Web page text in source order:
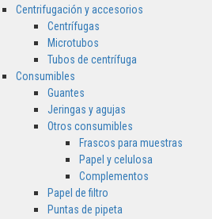
Centrifugación y accesorios
Centrífugas
Microtubos
Tubos de centrífuga
Consumibles
Guantes
Jeringas y agujas
Otros consumibles
Frascos para muestras
Papel y celulosa
Complementos
Papel de filtro
Puntas de pipeta